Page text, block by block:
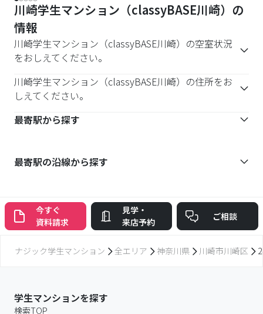
川崎学生マンション（classyBASE川崎）の
情報
川崎学生マンション（classyBASE川崎）の空室状況
をおしえてください。
川崎学生マンション（classyBASE川崎）の住所をお
しえてください。
最寄駅から探す
最寄駅の沿線から探す
今すぐ
資料請求
見学・
来店予約
ご相談
ナジック学生マンション 全エリア 神奈川県 川崎市川崎区
学生マンションを探す
検索TOP